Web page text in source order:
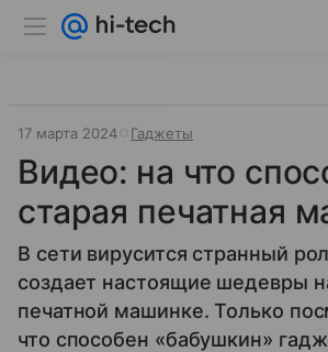
17 марта 2024 Гаджеты
Видео: на что
старая печатная
В сети вирусится странный
создает настоящие шедевры
печатной машинке. Только
что способен «бабушкин»